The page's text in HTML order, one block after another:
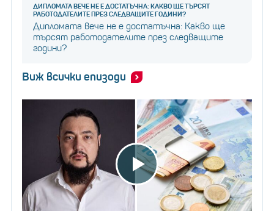
ДИПЛОМАТА ВЕЧЕ НЕ Е ДОСТАТЪЧНА: КАКВО ЩЕ ТЪРСЯТ
РАБОТОДАТЕЛИТЕ ПРЕЗ СЛЕДВАЩИТЕ ГОДИНИ?
Дипломата вече не е достатъчна: Какво ще
търсят работодателите през следващите
години?
Виж всички епизоди